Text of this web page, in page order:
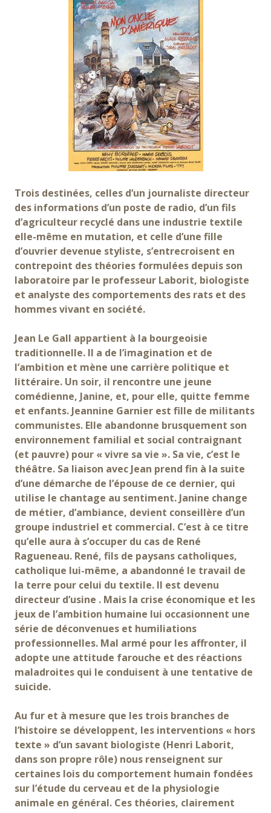
Trois destinées, celles d’un journaliste directeur
des informations d’un poste de radio, d’un fils
d’agriculteur recyclé dans une industrie textile
elle-même en mutation, et celle d’une fille
d’ouvrier devenue styliste, s’entrecroisent en
contrepoint des théories formulées depuis son
laboratoire par le professeur Laborit, biologiste
et analyste des comportements des rats et des
hommes vivant en société.
Jean Le Gall appartient à la bourgeoisie
traditionnelle. Il a de l’imagination et de
l’ambition et mène une carrière politique et
littéraire. Un soir, il rencontre une jeune
comédienne, Janine, et, pour elle, quitte femme
et enfants. Jeannine Garnier est fille de militants
communistes. Elle abandonne brusquement son
environnement familial et social contraignant
(et pauvre) pour « vivre sa vie ». Sa vie, c’est le
théâtre. Sa liaison avec Jean prend fin à la suite
d’une démarche de l’épouse de ce dernier, qui
utilise le chantage au sentiment. Janine change
de métier, d’ambiance, devient conseillère d’un
groupe industriel et commercial. C’est à ce titre
qu’elle aura à s’occuper du cas de René
Ragueneau. René, fils de paysans catholiques,
catholique lui-même, a abandonné le travail de
la terre pour celui du textile. Il est devenu
directeur d’usine . Mais la crise économique et les
jeux de l’ambition humaine lui occasionnent une
série de déconvenues et humiliations
professionnelles. Mal armé pour les affronter, il
adopte une attitude farouche et des réactions
maladroites qui le conduisent à une tentative de
suicide.
Au fur et à mesure que les trois branches de
l’histoire se développent, les interventions « hors
texte » d’un savant biologiste (Henri Laborit,
dans son propre rôle) nous renseignent sur
certaines lois du comportement humain fondées
sur l’étude du cerveau et de la physiologie
animale en général. Ces théories, clairement